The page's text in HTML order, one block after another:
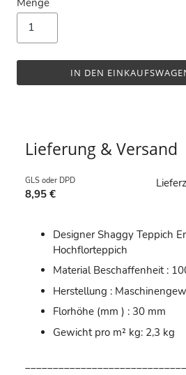
IN DEN
Lieferung & Versand
GLS oder DPD
8,95 €
Designer Shaggy Teppich
Hochflorteppich
Material Beschaffenheit :
Herstellung :
Florhöhe (mm ) : 30 mm
Gewicht pro m² kg: 2,3 kg